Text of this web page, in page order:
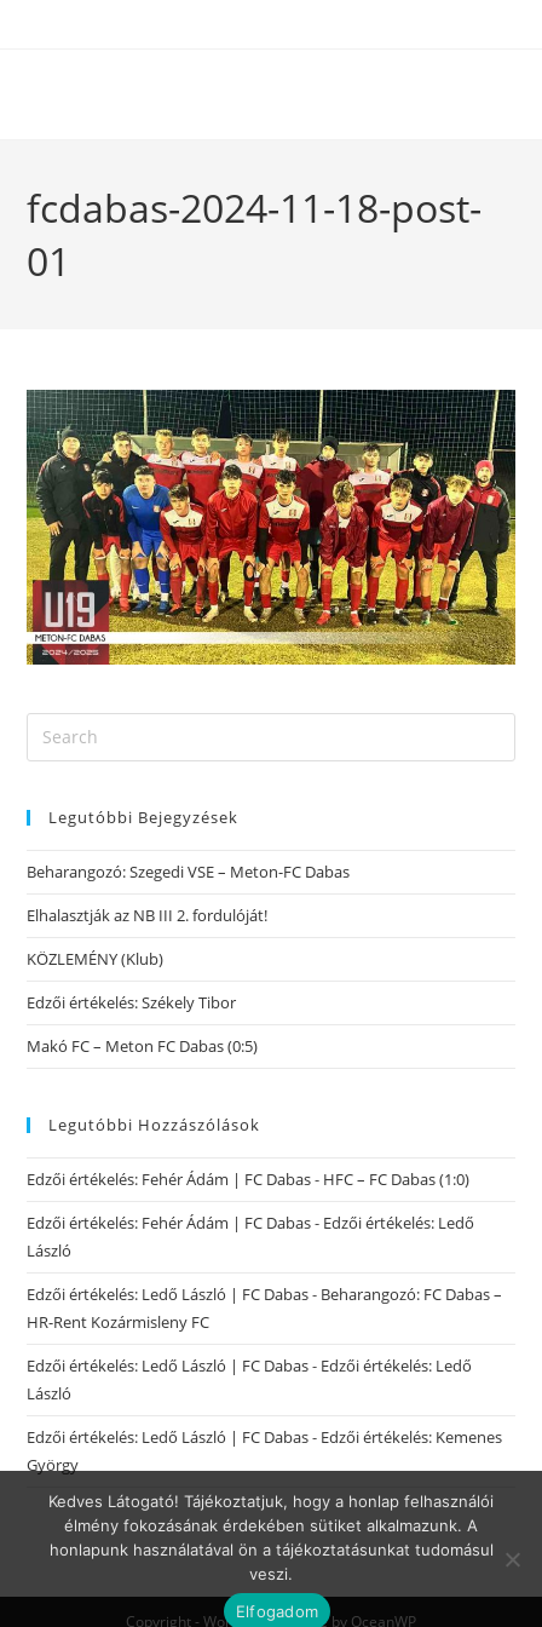
fcdabas-2024-11-18-post-
01
Legutóbbi Bejegyzések
Beharangozó: Szegedi VSE – Meton-FC Dabas
Elhalasztják az NB III 2. fordulóját!
KÖZLEMÉNY (Klub)
Edzői értékelés: Székely Tibor
Makó FC – Meton FC Dabas (0:5)
Legutóbbi Hozzászólások
Edzői értékelés: Fehér Ádám | FC Dabas- HFC – FC Dabas (1:0)
Edzői értékelés: Fehér Ádám | FC Dabas- Edzői értékelés: Ledő
László
Edzői értékelés: Ledő László | FC Dabas- Beharangozó: FC Dabas –
HR-Rent Kozármisleny FC
Edzői értékelés: Ledő László | FC Dabas- Edzői értékelés: Ledő
László
Edzői értékelés: Ledő László | FC Dabas- Edzői értékelés: Kemenes
György
Copyright - WordPress Theme by OceanWP
Kedves Látogató! Tájékoztatjuk, hogy a honlap felhasználói
élmény fokozásának érdekében sütiket alkalmazunk. A
honlapunk használatával ön a tájékoztatásunkat tudomásul
veszi.
Elfogadom